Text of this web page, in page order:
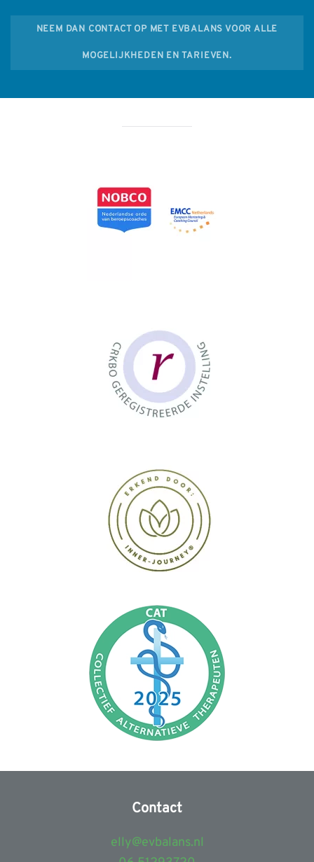
NEEM DAN CONTACT OP MET EVBALANS VOOR ALLE
MOGELIJKHEDEN EN TARIEVEN.
Contact
elly@evbalans.nl